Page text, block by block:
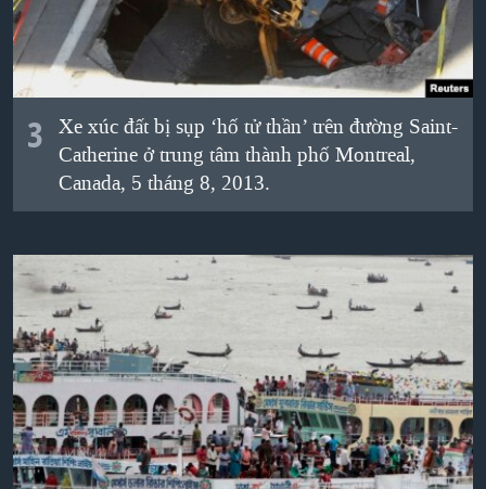
3
Xe xúc đất bị sụp ‘hố tử thần’ trên đường Saint-
Catherine ở trung tâm thành phố Montreal,
Canada, 5 tháng 8, 2013.